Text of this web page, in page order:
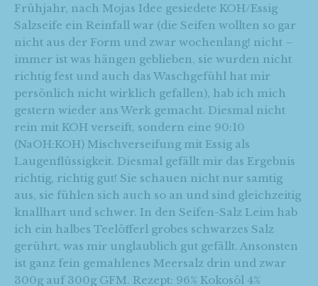
Frühjahr, nach Mojas Idee gesiedete KOH/Essig
Salzseife ein Reinfall war (die Seifen wollten so gar
nicht aus der Form und zwar wochenlang! nicht –
immer ist was hängen geblieben, sie wurden nicht
richtig fest und auch das Waschgefühl hat mir
persönlich nicht wirklich gefallen), hab ich mich
gestern wieder ans Werk gemacht. Diesmal nicht
rein mit KOH verseift, sondern eine 90:10
(NaOH:KOH) Mischverseifung mit Essig als
Laugenflüssigkeit. Diesmal gefällt mir das Ergebnis
richtig, richtig gut! Sie schauen nicht nur samtig
aus, sie fühlen sich auch so an und sind gleichzeitig
knallhart und schwer. In den Seifen-Salz Leim hab
ich ein halbes Teelöfferl grobes schwarzes Salz
gerührt, was mir unglaublich gut gefällt. Ansonsten
ist ganz fein gemahlenes Meersalz drin und zwar
300g auf 300g GFM. Rezept: 96% Kokosöl 4%